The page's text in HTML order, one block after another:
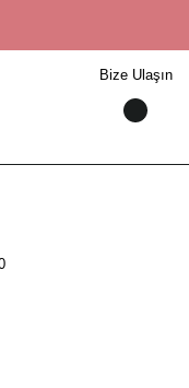
Bize Ulaşın